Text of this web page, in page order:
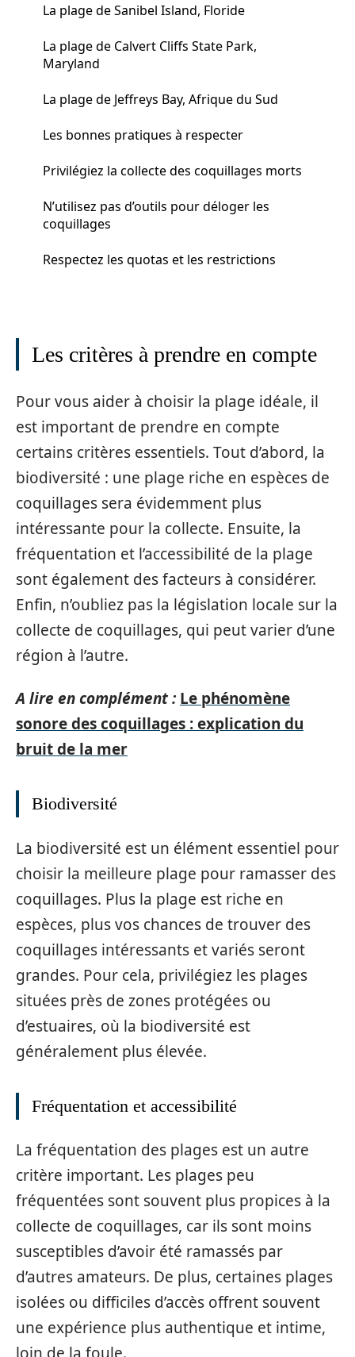
La plage de Sanibel Island, Floride
La plage de Calvert Cliffs State Park,
Maryland
La plage de Jeffreys Bay, Afrique du Sud
Les bonnes pratiques à respecter
Privilégiez la collecte des coquillages morts
N’utilisez pas d’outils pour déloger les
coquillages
Respectez les quotas et les restrictions
Les critères à prendre en compte
Pour vous aider à choisir la plage idéale, il
est important de prendre en compte
certains critères essentiels. Tout d’abord, la
biodiversité : une plage riche en espèces de
coquillages sera évidemment plus
intéressante pour la collecte. Ensuite, la
fréquentation et l’accessibilité de la plage
sont également des facteurs à considérer.
Enfin, n’oubliez pas la législation locale sur la
collecte de coquillages, qui peut varier d’une
région à l’autre.
A lire en complément : Le phénomène
sonore des coquillages : explication du
bruit de la mer
Biodiversité
La biodiversité est un élément essentiel pour
choisir la meilleure plage pour ramasser des
coquillages. Plus la plage est riche en
espèces, plus vos chances de trouver des
coquillages intéressants et variés seront
grandes. Pour cela, privilégiez les plages
situées près de zones protégées ou
d’estuaires, où la biodiversité est
généralement plus élevée.
Fréquentation et accessibilité
La fréquentation des plages est un autre
critère important. Les plages peu
fréquentées sont souvent plus propices à la
collecte de coquillages, car ils sont moins
susceptibles d’avoir été ramassés par
d’autres amateurs. De plus, certaines plages
isolées ou difficiles d’accès offrent souvent
une expérience plus authentique et intime,